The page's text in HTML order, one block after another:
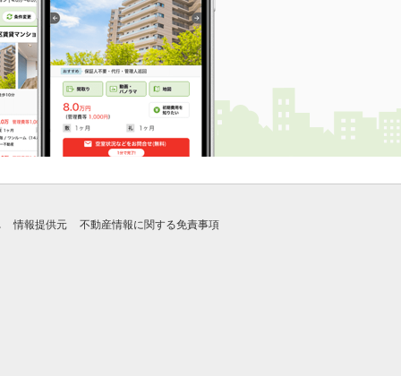
情報提供元 不動産情報に関する免責事項